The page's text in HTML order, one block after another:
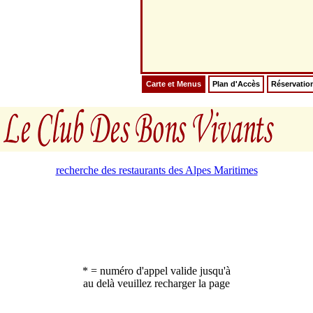
Carte et Menus Plan d'Accès
recherche des restaurants des Alpes Maritimes
* = numéro d'appel valide jusqu'à
au delà veuillez recharger la page